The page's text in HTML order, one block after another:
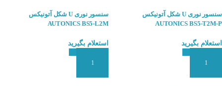
سنسور نوری U شکل آتونیکس
AUTONICS BS5-T2M-P
استعلام بگیرید
سنسور نوری U شکل آتونیکس
AUTONICS BS5-L2M
استعلام بگیرید